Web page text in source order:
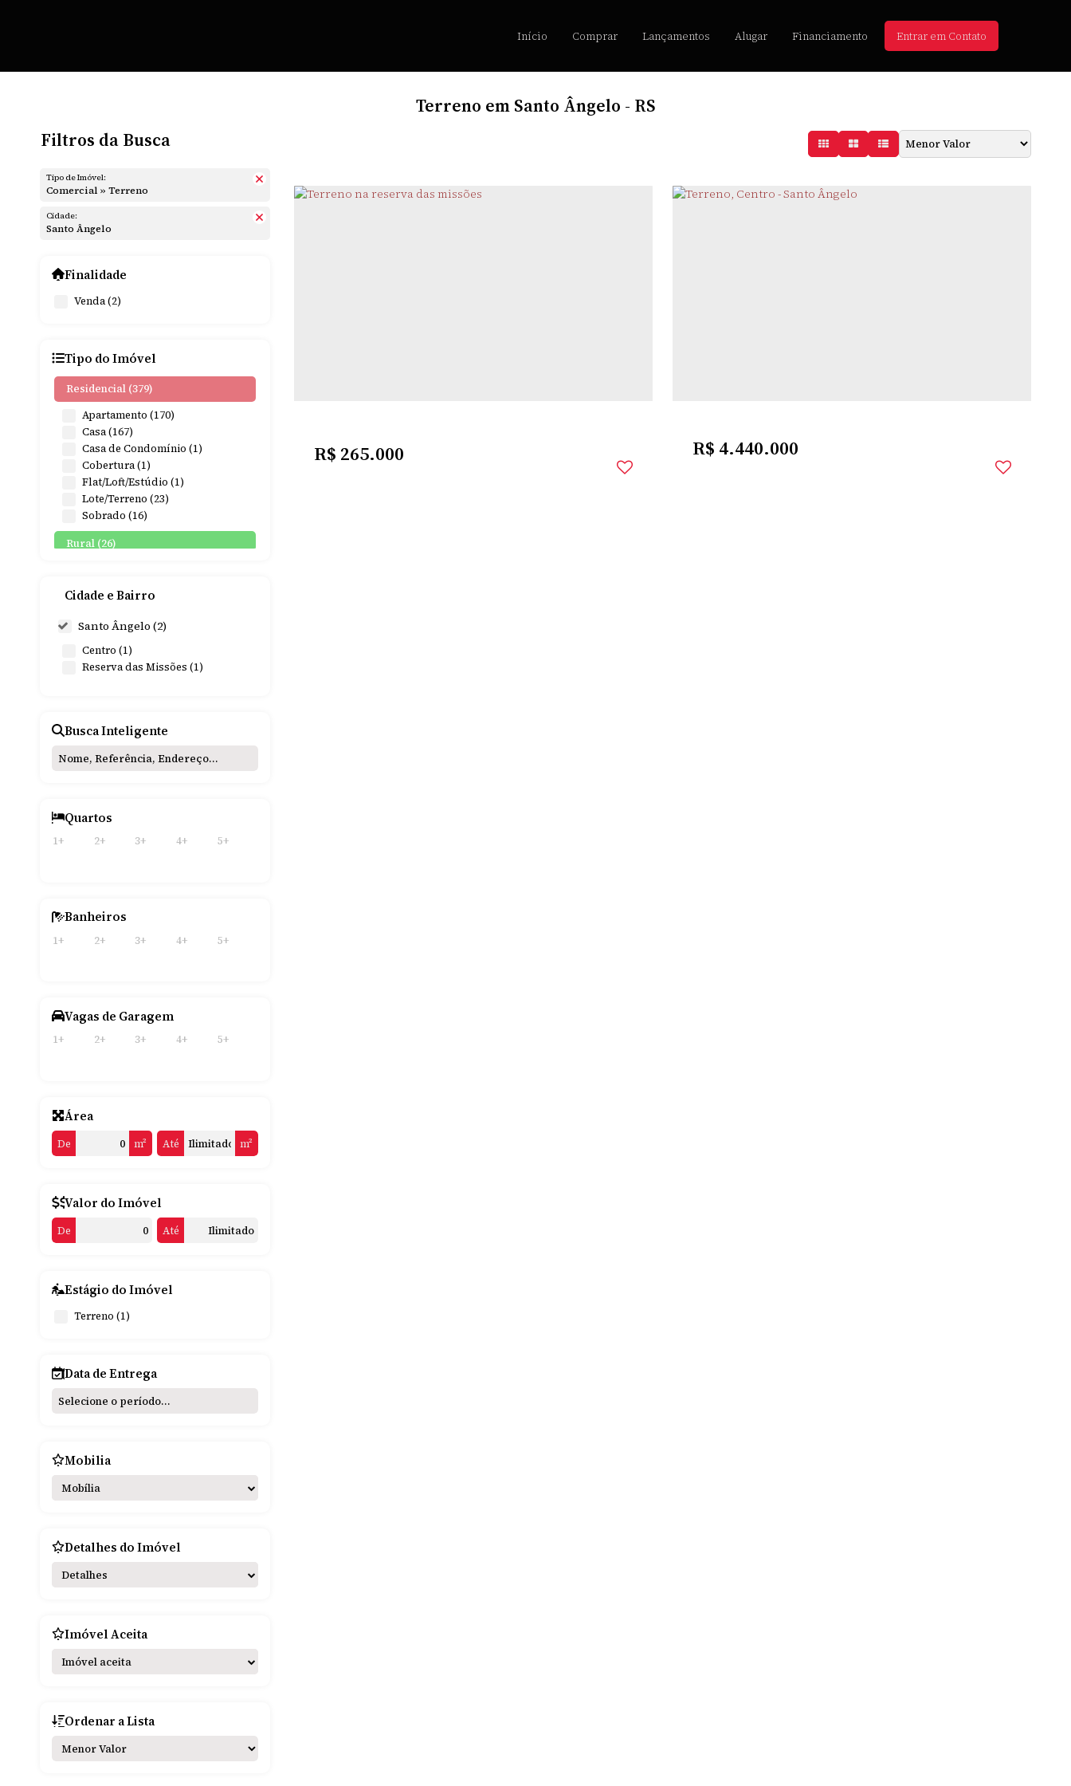
Entrar em Contato
Financiamento
Alugar
Lançamentos
Comprar
Início
Terreno em Santo Ângelo - RS
Filtros da Busca
Tipo de Imóvel:
Comercial » Terreno
Cidade:
Santo Ângelo
Finalidade
Venda (2)
Tipo do Imóvel
Residencial (379)
Apartamento (170)
Casa (167)
Casa de Condomínio (1)
Cobertura (1)
Flat/Loft/Estúdio (1)
Lote/Terreno (23)
Sobrado (16)
Rural (26)
Escritório (1)
Salas Comerciais (1)
Cidade e Bairro
Santo Ângelo (2)
Centro (1)
Reserva das Missões (1)
Busca Inteligente
Quartos
1+ 2+ 3+ 4+ 5+
Banheiros
1+ 2+ 3+ 4+ 5+
Vagas de Garagem
1+ 2+ 3+ 4+ 5+
Área
De m² Até m²
Valor do Imóvel
De Até
Estágio do Imóvel
Terreno (1)
Data de Entrega
Mobilia
Mobília
Detalhes do Imóvel
Detalhes
Imóvel Aceita
Imóvel aceita
Ordenar a Lista
R$ 265.000 R$ 4.440.000